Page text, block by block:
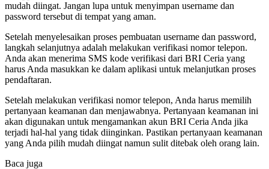
mudah diingat. Jangan lupa untuk menyimpan username dan
password tersebut di tempat yang aman.
Setelah menyelesaikan proses pembuatan username dan password,
langkah selanjutnya adalah melakukan verifikasi nomor telepon.
Anda akan menerima SMS kode verifikasi dari BRI Ceria yang
harus Anda masukkan ke dalam aplikasi untuk melanjutkan proses
pendaftaran.
Setelah melakukan verifikasi nomor telepon, Anda harus memilih
pertanyaan keamanan dan menjawabnya. Pertanyaan keamanan ini
akan digunakan untuk mengamankan akun BRI Ceria Anda jika
terjadi hal-hal yang tidak diinginkan. Pastikan pertanyaan keamanan
yang Anda pilih mudah diingat namun sulit ditebak oleh orang lain.
Baca juga